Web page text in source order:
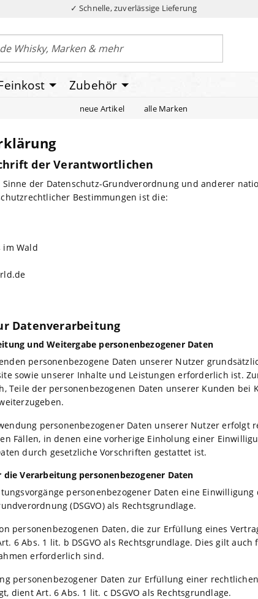
✓ Schnelle, zuverlässige Lieferung
Zubehör
neue Artikel alle Marken
der Verantwortlichen
der Datenschutz-Grundverordnung und anderer
Bestimmungen ist die:
im Wald
Datenverarbeitung
und Weitergabe personenbezogener Daten
personenbezogene Daten unserer Nutzer
sowie unserer Inhalte und Leistungen erforderlich ist.
Teile der personenbezogenen Daten unserer Kunden
personenbezogener Daten unserer Nutzer erfolgt
Fällen, in denen eine vorherige Einholung einer
durch gesetzliche Vorschriften gestattet ist.
die Verarbeitung personenbezogener Daten
personenbezogener Daten eine
(DSGVO) als Rechtsgrundlage.
personenbezogenen Daten, die zur Erfüllung eines
6 Abs. 1 lit. b DSGVO als Rechtsgrundlage. Dies gilt
erforderlich sind.
personenbezogener Daten zur Erfüllung einer
dient Art. 6 Abs. 1 lit. c DSGVO als Rechtsgrundlage.